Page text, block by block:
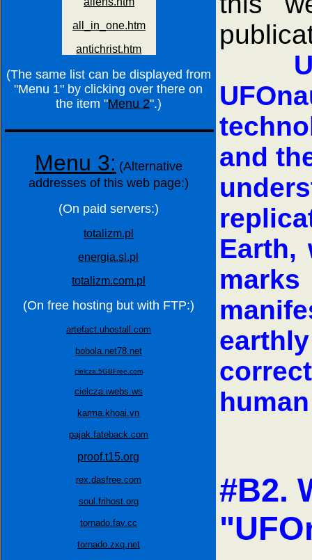
(The same list can be displayed from
"Menu 1" by clicking over there on
the item "Menu 2".)
Menu 3: (Alternative
addresses of this web page:)
(On paid servers:)
totalizm.pl
energia.sl.pl
totalizm.com.pl
(On free hosting but with FTP:)
artefact.uhostall.com
bobola.net78.net
cielcza.5GBFree.com
cielcza.iwebs.ws
karma.khoai.vn
pajak.fateback.com
proof.t15.org
rex.dasfree.com
soul.frihost.org
tornado.fav.cc
tornado.zxq.net
and
Earth,
#B2.